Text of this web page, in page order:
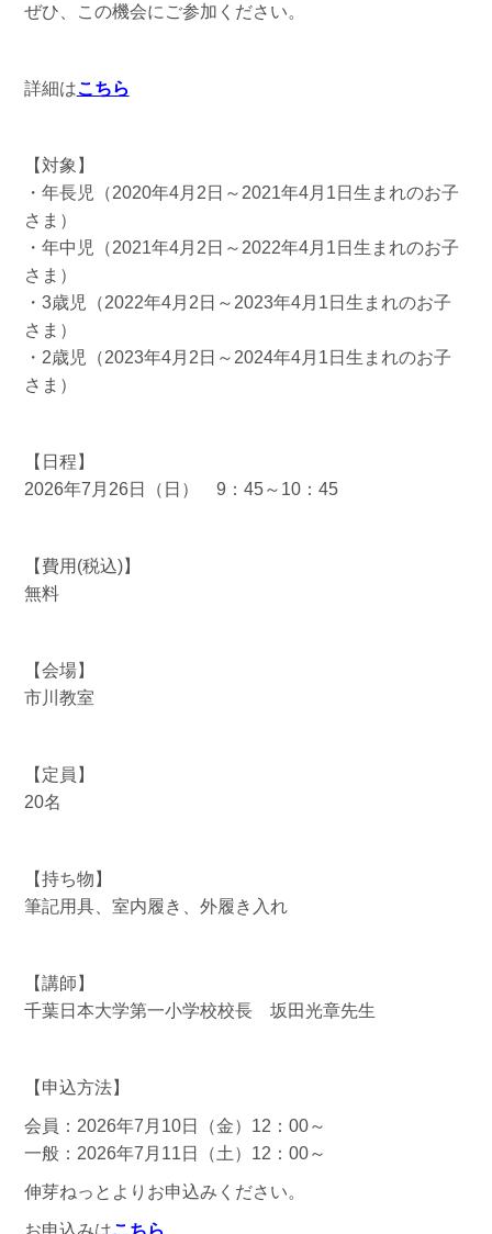
ぜひ、この機会にご参加ください。
詳細はこちら
【対象】
・年長児（2020年4月2日～2021年4月1日生まれのお子
さま）
・年中児（2021年4月2日～2022年4月1日生まれのお子
さま）
・3歳児（2022年4月2日～2023年4月1日生まれのお子
さま）
・2歳児（2023年4月2日～2024年4月1日生まれのお子
さま）
【日程】
2026年7月26日（日） 9：45～10：45
【費用(税込)】
無料
【会場】
市川教室
【定員】
20名
【持ち物】
筆記用具、室内履き、外履き入れ
【講師】
千葉日本大学第一小学校校長 坂田光章先生
【申込方法】
会員：2026年7月10日（金）12：00～
一般：2026年7月11日（土）12：00～
伸芽ねっとよりお申込みください。
お申込みはこちら